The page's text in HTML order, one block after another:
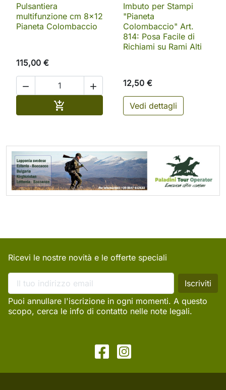
Pulsantiera
multifunzione cm 8×12
Pianeta Colombaccio
115,00 €
 
 Aggiungi al carrello
Imbuto per Stampi
"Pianeta
Colombaccio" Art.
814: Posa Facile di
Richiami su Rami Alti
12,50 €
Vedi dettagli
Ricevi le nostre novità e le offerte speciali
Puoi annullare l'iscrizione in ogni momenti. A questo
scopo, cerca le info di contatto nelle note legali.